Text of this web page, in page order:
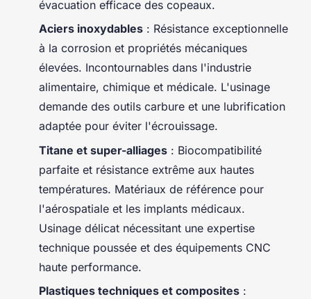
évacuation efficace des copeaux.
Aciers inoxydables : Résistance exceptionnelle
à la corrosion et propriétés mécaniques
élevées. Incontournables dans l'industrie
alimentaire, chimique et médicale. L'usinage
demande des outils carbure et une lubrification
adaptée pour éviter l'écrouissage.
Titane et super-alliages : Biocompatibilité
parfaite et résistance extrême aux hautes
températures. Matériaux de référence pour
l'aérospatiale et les implants médicaux.
Usinage délicat nécessitant une expertise
technique poussée et des équipements CNC
haute performance.
Plastiques techniques et composites :